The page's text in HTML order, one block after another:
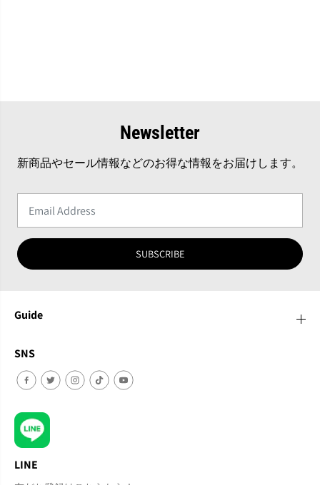
Newsletter
新商品やセール情報などのお得な情報をお届けします。
SUBSCRIBE
Guide
SNS
LINE